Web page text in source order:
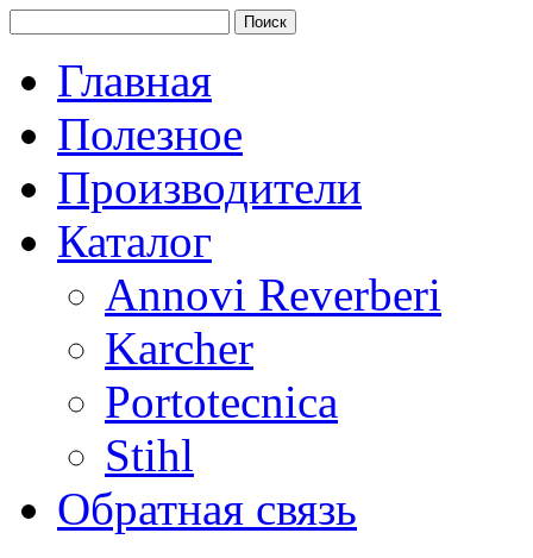
Главная
Полезное
Производители
Каталог
Annovi Reverberi
Karcher
Portotecnica
Stihl
Обратная связь